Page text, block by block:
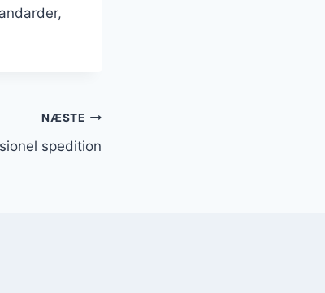
NÆSTE
spedition